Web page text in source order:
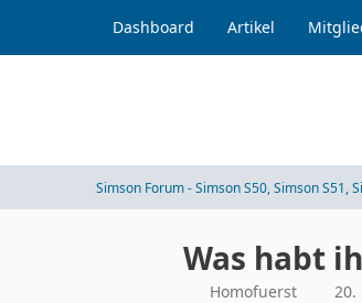
Dashboard Artikel
Simson Forum - Simson S50, Simson S51,
Was habt
Homofuerst 20.